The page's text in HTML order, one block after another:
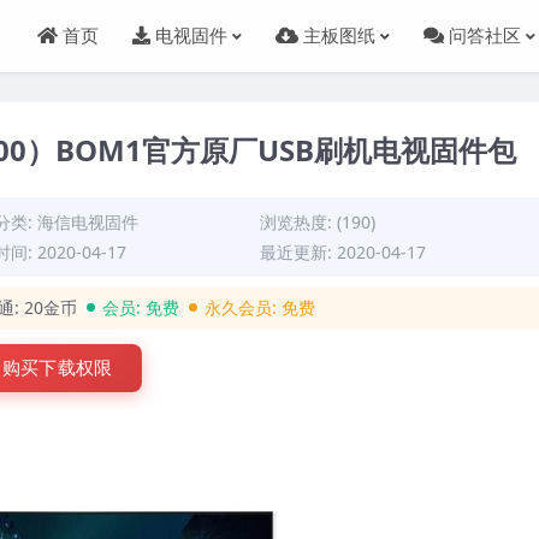
首页 电视固件 主板图纸 问答社区
）BOM1官方原厂USB刷机电视固件包
类:海信电视固件
浏览热度: (190)
间: 2020-04-17
最近更新: 2020-04-17
:20金币 会员:免费 永久会员:免费
购买下载权限